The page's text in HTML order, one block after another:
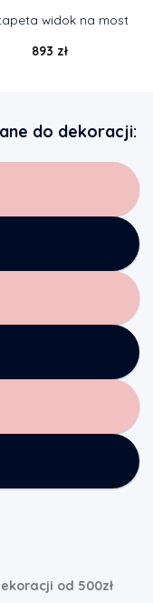
widok na most
893 zł
do dekoracji:
od 500zł